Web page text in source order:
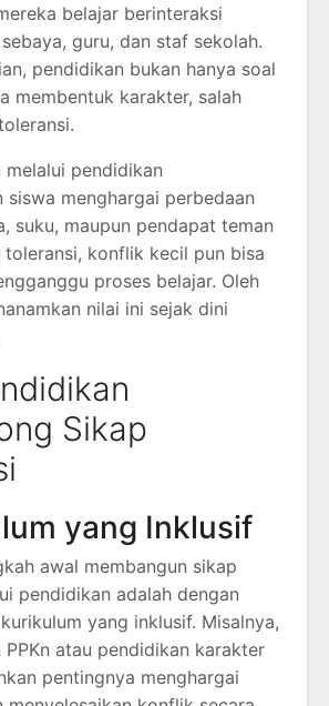
belajar berinteraksi
guru, dan staf sekolah.
pendidikan bukan hanya soal
membentuk karakter, salah
pendidikan
siswa menghargai perbedaan
suku, maupun pendapat teman
toleransi, konflik kecil pun bisa
proses belajar. Oleh
nilai ini sejak dini
Sikap
yang Inklusif
awal membangun sikap
pendidikan adalah dengan
yang inklusif. Misalnya,
PPKn atau pendidikan karakter
pentingnya menghargai